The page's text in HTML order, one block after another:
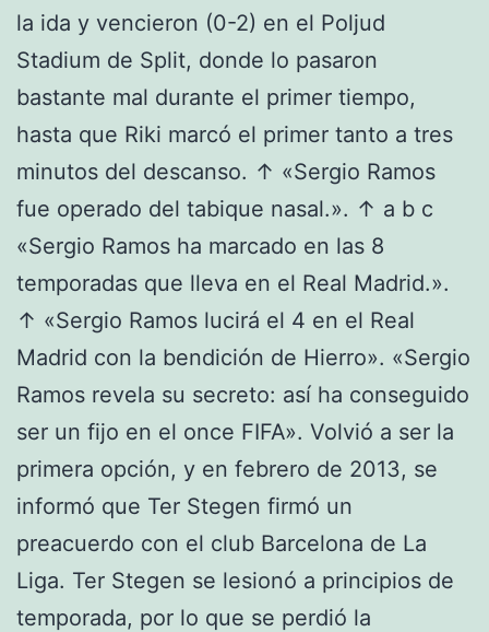
la ida y vencieron (0-2) en el Poljud
Stadium de Split, donde lo pasaron
bastante mal durante el primer tiempo,
hasta que Riki marcó el primer tanto a tres
minutos del descanso. ↑ «Sergio Ramos
fue operado del tabique nasal.». ↑ a b c
«Sergio Ramos ha marcado en las 8
temporadas que lleva en el Real Madrid.».
↑ «Sergio Ramos lucirá el 4 en el Real
Madrid con la bendición de Hierro». «Sergio
Ramos revela su secreto: así ha conseguido
ser un fijo en el once FIFA». Volvió a ser la
primera opción, y en febrero de 2013, se
informó que Ter Stegen firmó un
preacuerdo con el club Barcelona de La
Liga. Ter Stegen se lesionó a principios de
temporada, por lo que se perdió la